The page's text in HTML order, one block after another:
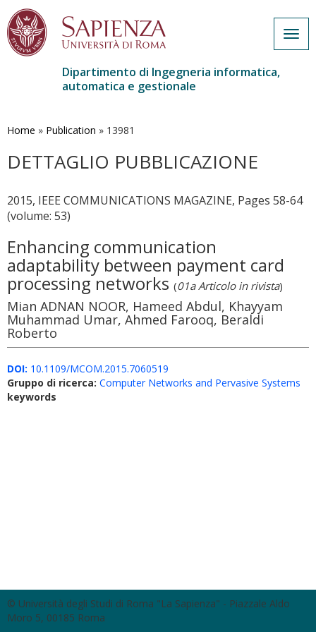
contenuto
Dipartimento di Ingegneria informatica,
automatica e gestionale
Home » Publication » 13981
DETTAGLIO PUBBLICAZIONE
2015, IEEE COMMUNICATIONS MAGAZINE, Pages 58-64
(volume: 53)
Enhancing communication
adaptability between payment card
processing networks (01a Articolo in rivista)
Mian ADNAN NOOR, Hameed Abdul, Khayyam
Muhammad Umar, Ahmed Farooq, Beraldi
Roberto
DOI: 10.1109/MCOM.2015.7060519
Gruppo di ricerca: Computer Networks and Pervasive Systems
keywords
© Università degli Studi di Roma "La Sapienza" - Piazzale Aldo
Moro 5, 00185 Roma